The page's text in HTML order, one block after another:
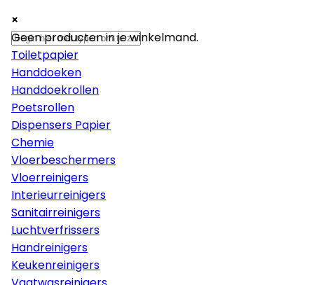
×
Papier
Toiletpapier
Handdoeken
Handdoekrollen
Poetsrollen
Dispensers Papier
Chemie
Vloerbeschermers
Vloerreinigers
Interieurreinigers
Sanitairreinigers
Luchtverfrissers
Handreinigers
Keukenreinigers
×
×
Geen producten in je winkelmand.